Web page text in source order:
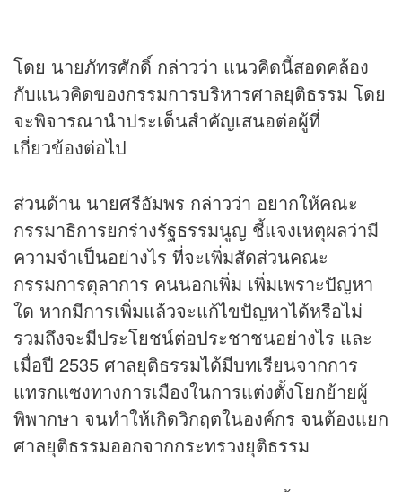
โดย นายภัทรศักดิ์ กล่าวว่า แนวคิดนี้สอดคล้อง
กับแนวคิดของกรรมการบริหารศาลยุติธรรม โดย
จะพิจารณานำประเด็นสำคัญเสนอต่อผู้ที่
เกี่ยวข้องต่อไป
ส่วนด้าน นายศรีอัมพร กล่าวว่า อยากให้คณะ
กรรมาธิการยกร่างรัฐธรรมนูญ ชี้แจงเหตุผลว่ามี
ความจำเป็นอย่างไร ที่จะเพิ่มสัดส่วนคณะ
กรรมการตุลาการ คนนอกเพิ่ม เพิ่มเพราะปัญหา
ใด หากมีการเพิ่มแล้วจะแก้ไขปัญหาได้หรือไม่
รวมถึงจะมีประโยชน์ต่อประชาชนอย่างไร และ
เมื่อปี 2535 ศาลยุติธรรมได้มีบทเรียนจากการ
แทรกแซงทางการเมืองในการแต่งตั้งโยกย้ายผู้
พิพากษา จนทำให้เกิดวิกฤตในองค์กร จนต้องแยก
ศาลยุติธรรมออกจากกระทรวงยุติธรรม